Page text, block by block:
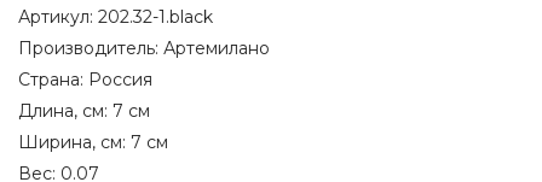
Артикул: 202.32-1.black
Производитель: Артемилано
Страна: Россия
Длина, см: 7 см
Ширина, см: 7 см
Вес: 0.07